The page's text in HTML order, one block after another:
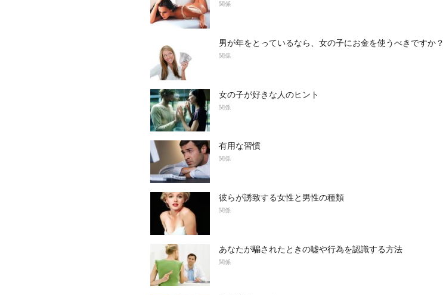
関係
男が年をとっているなら、女の子にお金を使うべきですか？
関係
女の子が好きな人のヒント
関係
有用な習慣
関係
彼らが誘致する女性と男性の種類
関係
あなたが騙されたときの嘘や行為を認識する方法
関係